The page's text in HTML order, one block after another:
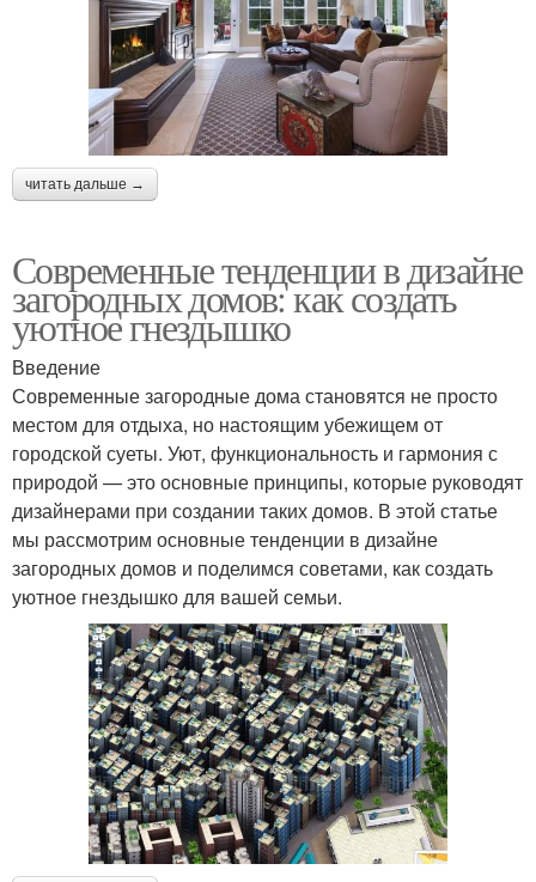
читать дальше →
Современные тенденции в дизайне
загородных домов: как создать
уютное гнездышко
Введение
Современные загородные дома становятся не просто
местом для отдыха, но настоящим убежищем от
городской суеты. Уют, функциональность и гармония с
природой — это основные принципы, которые руководят
дизайнерами при создании таких домов. В этой статье
мы рассмотрим основные тенденции в дизайне
загородных домов и поделимся советами, как создать
уютное гнездышко для вашей семьи.